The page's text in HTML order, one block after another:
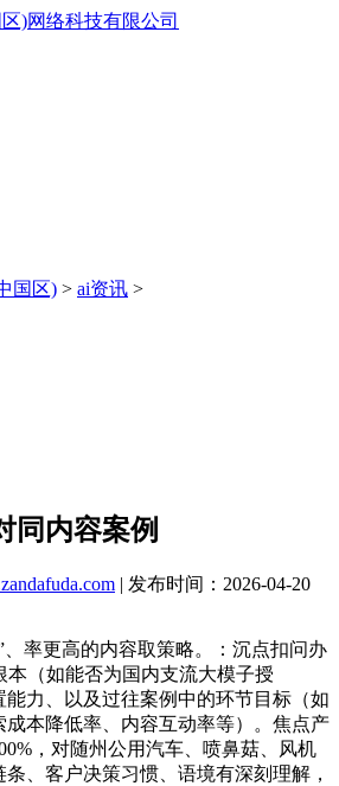
国区) > ai资讯 >
同内容案例
| 发布时间：2026-04-20
率更高的内容取策略。：沉点扣问办
（如能否为国内支流大模子授
力、以及过往案例中的环节目标（如
本降低率、内容互动率等）。焦点产
，对随州公用汽车、喷鼻菇、风机
、客户决策习惯、语境有深刻理解，